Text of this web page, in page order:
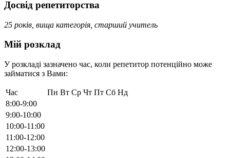
Досвід репетиторства
25 років, вища категорія, старший учитель
Мій розклад
У розкладі зазначено час, коли репетитор потенційно може
займатися з Вами:
Час Пн Вт Ср Чт Пт Сб Нд
8:00-9:00
9:00-10:00
10:00-11:00
11:00-12:00
12:00-13:00